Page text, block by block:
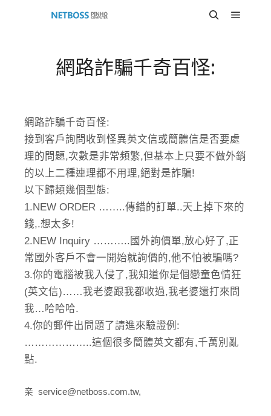
網路詐騙千奇百怪:
網路詐騙千奇百怪:
接到客戶詢問收到怪異英文信或簡體信是否要處
理的問題,次數是非常頻繁,但基本上只要不做外銷
的以上二種連理都不用理,絕對是詐騙!
以下歸類幾個型態:
1.NEW ORDER ……..傳錯的訂單..天上掉下來的
錢,.想太多!
2.NEW Inquiry ………..國外詢價單,放心好了,正
常國外客戶不會一開始就詢價的,他不怕被騙嗎?
3.你的電腦被我入侵了,我知道你是個戀童色情狂
(英文信)……我老婆跟我都收過,我老婆還打來問
我…哈哈哈.
4.你的郵件出問題了請進來驗證例:
………………..這個很多簡體英文都有,千萬別亂
點.
亲 service@netboss.com.tw,